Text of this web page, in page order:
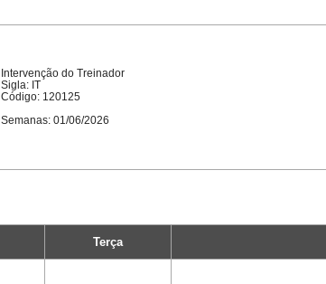
Intervenção do Treinador
Sigla: IT
Código: 120125
Semanas: 01/06/2026
Terça